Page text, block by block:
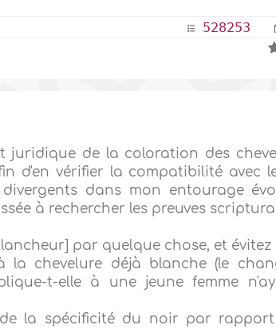
528253
juridique de la coloration des
d'en vérifier la compatibilité avec
dans mon entourage
à rechercher les preuves
par quelque chose, et évitez
chevelure déjà blanche (le
t-elle à une jeune femme
la spécificité du noir par